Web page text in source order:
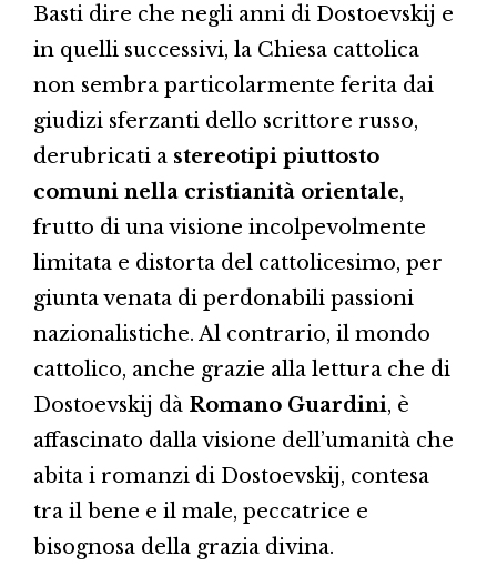
Basti dire che negli anni di Dostoevskij e
in quelli successivi, la Chiesa cattolica
non sembra particolarmente ferita dai
giudizi sferzanti dello scrittore russo,
derubricati a stereotipi piuttosto
comuni nella cristianità orientale,
frutto di una visione incolpevolmente
limitata e distorta del cattolicesimo, per
giunta venata di perdonabili passioni
nazionalistiche. Al contrario, il mondo
cattolico, anche grazie alla lettura che di
Dostoevskij dà Romano Guardini, è
affascinato dalla visione dell’umanità che
abita i romanzi di Dostoevskij, contesa
tra il bene e il male, peccatrice e
bisognosa della grazia divina.